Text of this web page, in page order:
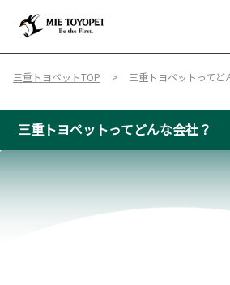
三重トヨペットTOP 三重トヨペットってど
三重トヨペットってどんな会社？